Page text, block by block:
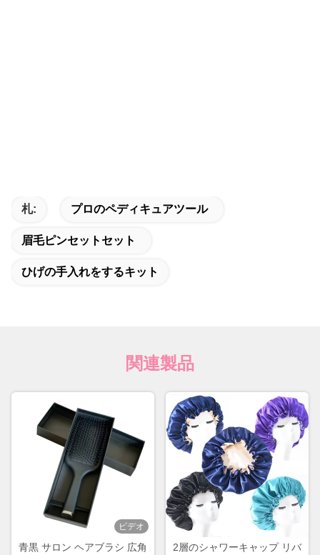
札: プロのペディキュアツール
眉毛ピンセットセット
ひげの手入れをするキット
関連製品
ビデオ
青黒 サロン ヘアブラシ 広角
2層のシャワーキャップ リバ